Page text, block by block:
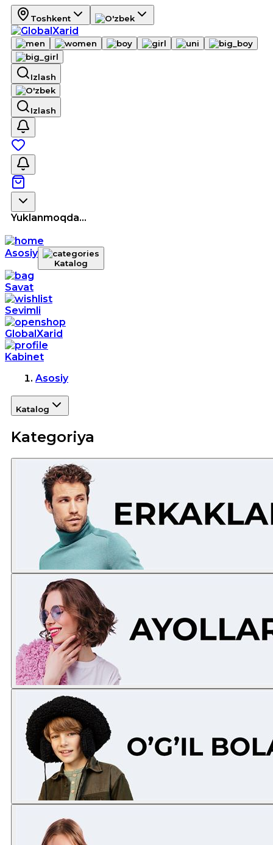
Toshkent
Izlash
Izlash
Yuklanmoqda...
Asosiy
Katalog
Savat
Sevimli
GlobalXarid
Kabinet
Asosiy
Katalog
Kategoriya